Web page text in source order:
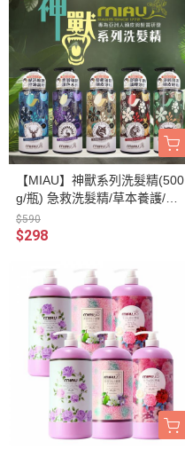
【MIAU】神獸系列洗髮精(500
g/瓶) 急救洗髮精/草本養護/強
健髮根/滋養頭髮/柔順有彈性/
閃耀亮澤髮光/豐潤光采【任選
霧(隨機)】
$590
$298